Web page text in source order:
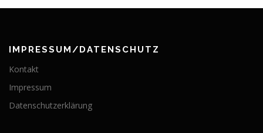
IMPRESSUM/DATENSCHUTZ
Kontakt
Impressum
Datenschutzerklärung